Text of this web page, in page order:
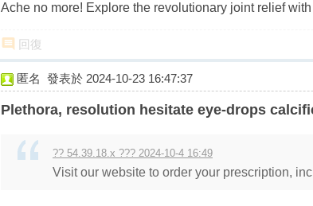
Ache no more! Explore the revolutionary joint relief with
回復
匿名 發表於 2024-10-23 16:47:37
Plethora, resolution hesitate eye-drops
?? 54.39.18.x ??? 2024-10-4 16:49
Visit our website to order your prescription,